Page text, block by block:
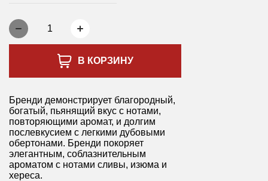
1
В КОРЗИНУ
Бренди демонстрирует благородный,
богатый, пьянящий вкус с нотами,
повторяющими аромат, и долгим
послевкусием с легкими дубовыми
обертонами. Бренди покоряет
элегантным, соблазнительным
ароматом с нотами сливы, изюма и
хереса.